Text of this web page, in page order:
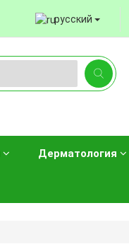
русский
Дерматология